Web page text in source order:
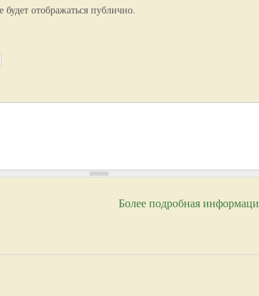
отображаться публично.
Более подробная